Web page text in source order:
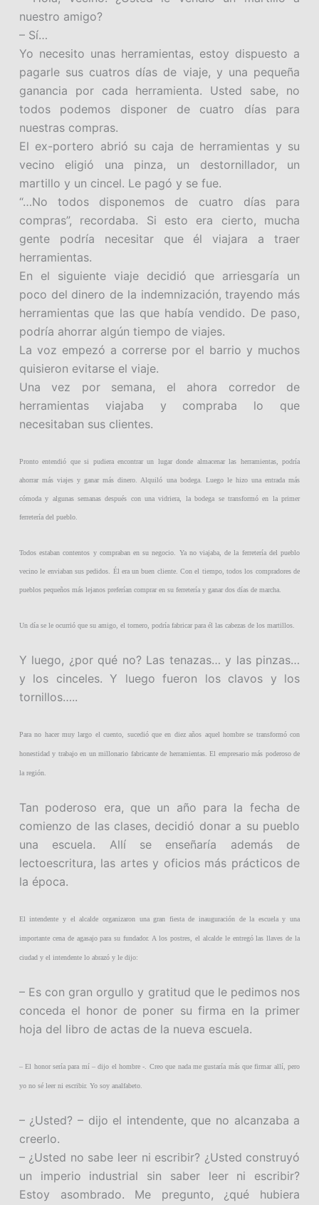
nuestro amigo?
– Sí…
Yo necesito unas herramientas, estoy dispuesto a
pagarle sus cuatros días de viaje, y una pequeña
ganancia por cada herramienta. Usted sabe, no
todos podemos disponer de cuatro días para
nuestras compras.
El ex-portero abrió su caja de herramientas y su
vecino eligió una pinza, un destornillador, un
martillo y un cincel. Le pagó y se fue.
“…No todos disponemos de cuatro días para
compras”, recordaba. Si esto era cierto, mucha
gente podría necesitar que él viajara a traer
herramientas.
En el siguiente viaje decidió que arriesgaría un
poco del dinero de la indemnización, trayendo más
herramientas que las que había vendido. De paso,
podría ahorrar algún tiempo de viajes.
La voz empezó a correrse por el barrio y muchos
quisieron evitarse el viaje.
Una vez por semana, el ahora corredor de
herramientas viajaba y compraba lo que
necesitaban sus clientes.
Pronto entendió que si pudiera encontrar un lugar donde almacenar las herramientas, podría
ahorrar más viajes y ganar más dinero. Alquiló una bodega. Luego le hizo una entrada más
cómoda y algunas semanas después con una vidriera, la bodega se transformó en la primer
ferretería del pueblo.
Todos estaban contentos y compraban en su negocio. Ya no viajaba, de la ferretería del pueblo
vecino le enviaban sus pedidos. Él era un buen cliente. Con el tiempo, todos los compradores de
pueblos pequeños más lejanos preferían comprar en su ferretería y ganar dos días de marcha.
Un día se le ocurrió que su amigo, el tornero, podría fabricar para él las cabezas de los martillos.
Y luego, ¿por qué no? Las tenazas… y las pinzas…
y los cinceles. Y luego fueron los clavos y los
tornillos…..
Para no hacer muy largo el cuento, sucedió que en diez años aquel hombre se transformó con
honestidad y trabajo en un millonario fabricante de herramientas. El empresario más poderoso de
la región.
Tan poderoso era, que un año para la fecha de
comienzo de las clases, decidió donar a su pueblo
una escuela. Allí se enseñaría además de
lectoescritura, las artes y oficios más prácticos de
la época.
El intendente y el alcalde organizaron una gran fiesta de inauguración de la escuela y una
importante cena de agasajo para su fundador. A los postres, el alcalde le entregó las llaves de la
ciudad y el intendente lo abrazó y le dijo:
– Es con gran orgullo y gratitud que le pedimos nos
conceda el honor de poner su firma en la primer
hoja del libro de actas de la nueva escuela.
– El honor sería para mí – dijo el hombre -. Creo que nada me gustaría más que firmar allí, pero
yo no sé leer ni escribir. Yo soy analfabeto.
– ¿Usted? – dijo el intendente, que no alcanzaba a
creerlo.
– ¿Usted no sabe leer ni escribir? ¿Usted construyó
un imperio industrial sin saber leer ni escribir?
Estoy asombrado. Me pregunto, ¿qué hubiera